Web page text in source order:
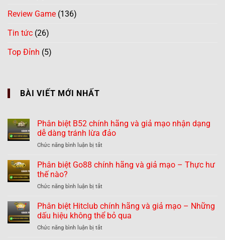
Review Game (136)
Tin tức (26)
Top Đỉnh (5)
BÀI VIẾT MỚI NHẤT
Phân biệt B52 chính hãng và giả mạo nhận dạng
dễ dàng tránh lừa đảo
Chức năng bình luận bị tắt
biệt
hãng
giả
mạo
dạng
Phân biệt Go88 chính hãng và giả mạo – Thực hư
thế nào?
Chức năng bình luận bị tắt
biệt
Go88
chính
hãng
Phân biệt Hitclub chính hãng và giả mạo – Những
dấu hiệu không thể bỏ qua
Chức năng bình luận bị tắt